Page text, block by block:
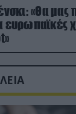
«Θα
ευρωπαϊκές